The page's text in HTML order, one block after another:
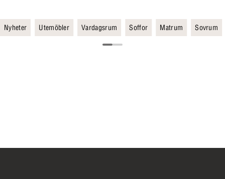
Nyheter Utemöbler Vardagsrum Soffor Matrum Sovrum